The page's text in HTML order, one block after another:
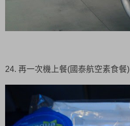
24. 再一次機上餐(國泰航空素食餐)